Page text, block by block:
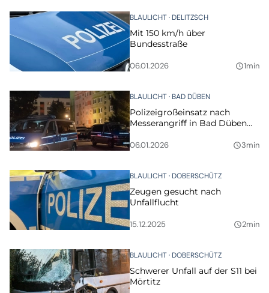
BLAULICHT DELITZSCH
Mit 150 km/h über
Bundesstraße
06.01.2026 query_builder1min
BLAULICHT BAD DÜBEN
Polizeigroßeinsatz nach
Messerangriff in Bad Düben
06.01.2026 query_builder3min
BLAULICHT DOBERSCHÜTZ
Zeugen gesucht nach
Unfallflucht
15.12.2025 query_builder2min
BLAULICHT DOBERSCHÜTZ
Schwerer Unfall auf der S11 bei
Mörtitz